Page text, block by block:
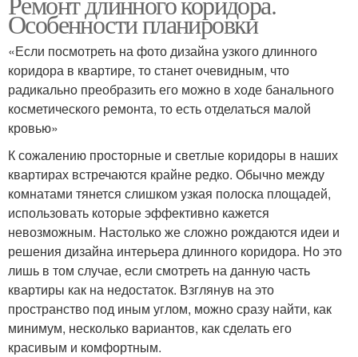
Особенности планировки
«Если посмотреть на фото дизайна узкого длинного
коридора в квартире, то станет очевидным, что
радикально преобразить его можно в ходе банального
косметического ремонта, то есть отделаться малой
кровью»
К сожалению просторные и светлые коридоры в наших
квартирах встречаются крайне редко. Обычно между
комнатами тянется слишком узкая полоска площадей,
использовать которые эффективно кажется
невозможным. Настолько же сложно рождаются идеи и
решения дизайна интерьера длинного коридора. Но это
лишь в том случае, если смотреть на данную часть
квартиры как на недостаток. Взглянув на это
пространство под иным углом, можно сразу найти, как
минимум, несколько вариантов, как сделать его
красивым и комфортным.